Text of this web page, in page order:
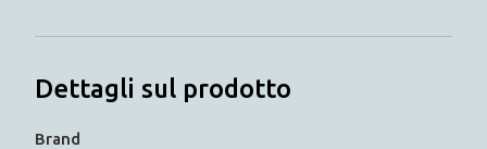
Dettagli sul prodotto
Brand